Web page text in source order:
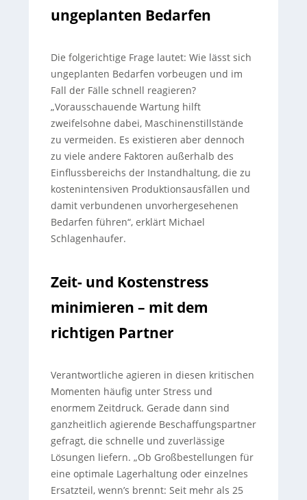
ungeplanten Bedarfen
Die folgerichtige Frage lautet: Wie lässt sich
ungeplanten Bedarfen vorbeugen und im
Fall der Fälle schnell reagieren?
„Vorausschauende Wartung hilft
zweifelsohne dabei, Maschinenstillstände
zu vermeiden. Es existieren aber dennoch
zu viele andere Faktoren außerhalb des
Einflussbereichs der Instandhaltung, die zu
kostenintensiven Produktionsausfällen und
damit verbundenen unvorhergesehenen
Bedarfen führen“, erklärt Michael
Schlagenhaufer.
Zeit- und Kostenstress
minimieren – mit dem
richtigen Partner
Verantwortliche agieren in diesen kritischen
Momenten häufig unter Stress und
enormem Zeitdruck. Gerade dann sind
ganzheitlich agierende Beschaffungspartner
gefragt, die schnelle und zuverlässige
Lösungen liefern. „Ob Großbestellungen für
eine optimale Lagerhaltung oder einzelnes
Ersatzteil, wenn’s brennt: Seit mehr als 25